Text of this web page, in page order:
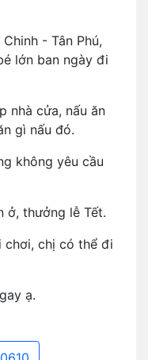
- Tân Phú,
lớn ban ngày đi
nhà cửa, nấu ăn
gì nấu đó.
không yêu cầu
ở, thưởng lễ Tết.
chơi, chị có thể đi
ạ.